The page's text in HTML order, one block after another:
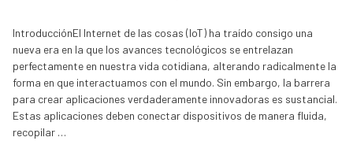
IntroducciónEl Internet de las cosas (IoT) ha traído consigo una
nueva era en la que los avances tecnológicos se entrelazan
perfectamente en nuestra vida cotidiana, alterando radicalmente la
forma en que interactuamos con el mundo. Sin embargo, la barrera
para crear aplicaciones verdaderamente innovadoras es sustancial.
Estas aplicaciones deben conectar dispositivos de manera fluida,
recopilar …